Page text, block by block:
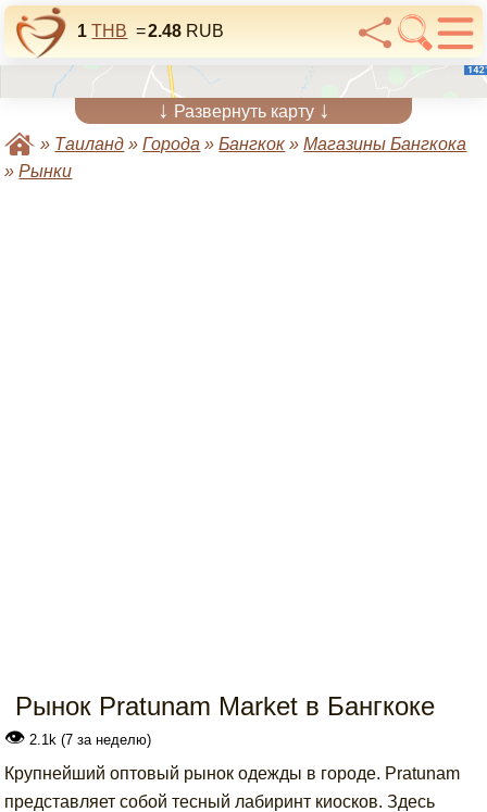
1 THB =2.48 RUB
↓ Развернуть карту ↓
» Таиланд »Города »Бангкок »Магазины Бангкока
»Рынки
Рынок Pratunam Market в Бангкоке
👁 2.1k (7 за неделю)
Крупнейший оптовый рынок одежды в городе. Pratunam
представляет собой тесный лабиринт киосков. Здесь